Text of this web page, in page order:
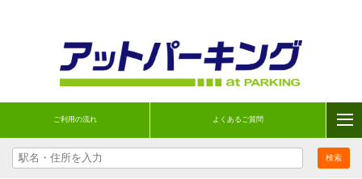
ご利用の流れ よくあるご質問